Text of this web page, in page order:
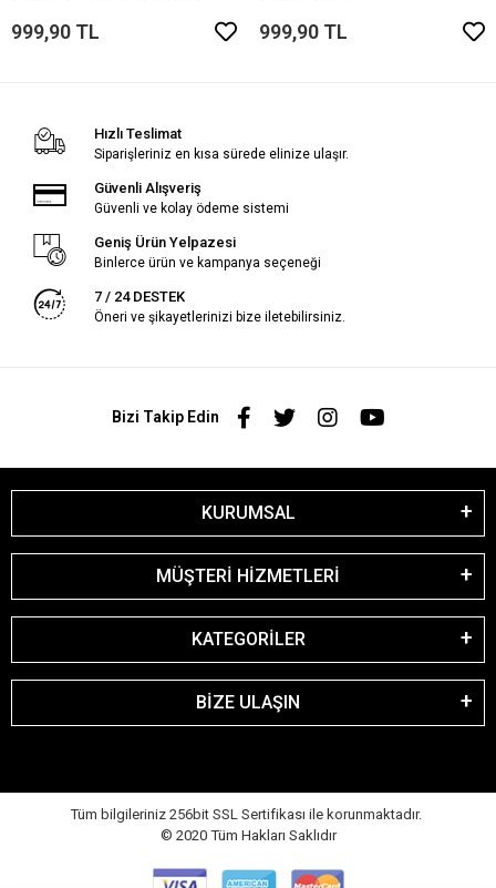
999,90 TL 999,90 TL
Hızlı Teslimat
Siparişleriniz en kısa sürede elinize ulaşır.
Güvenli Alışveriş
Güvenli ve kolay ödeme sistemi
Geniş Ürün Yelpazesi
Binlerce ürün ve kampanya seçeneği
7 / 24 DESTEK
Öneri ve şikayetlerinizi bize iletebilirsiniz.
Bizi Takip Edin
KURUMSAL
MÜŞTERİ HİZMETLERİ
KATEGORİLER
BİZE ULAŞIN
Tüm bilgileriniz 256bit SSL Sertifikası ile korunmaktadır.
© 2020 Tüm Hakları Saklıdır